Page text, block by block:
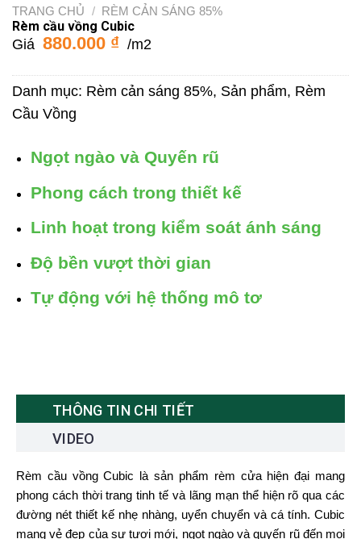
TRANG CHỦ / RÈM CẢN SÁNG 85%
Rèm cầu vồng Cubic
Giá 880.000 ₫ /m2
Danh mục: Rèm cản sáng 85%, Sản phẩm, Rèm
Cầu Vồng
Ngọt ngào và Quyến rũ
Phong cách trong thiết kế
Linh hoạt trong kiểm soát ánh sáng
Độ bền vượt thời gian
Tự động với hệ thống mô tơ
THÔNG TIN CHI TIẾT
VIDEO
Rèm cầu vồng Cubic là sản phẩm rèm cửa hiện đại mang
phong cách thời trang tinh tế và lãng mạn thể hiện rõ qua các
đường nét thiết kế nhẹ nhàng, uyển chuyển và cá tính. Cubic
mang vẻ đẹp của sự tươi mới, ngọt ngào và quyến rũ đến mọi